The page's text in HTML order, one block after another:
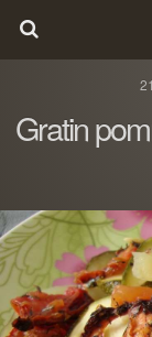
Gratin